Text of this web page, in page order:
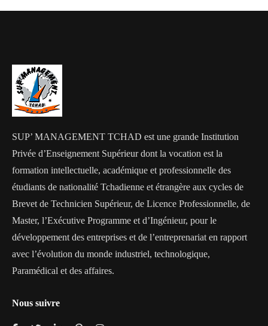
SUP’ MANAGEMENT TCHAD est une grande Institution
Privée d’Enseignement Supérieur dont la vocation est la
formation intellectuelle, académique et professionnelle des
étudiants de nationalité Tchadienne et étrangère aux cycles de
Brevet de Technicien Supérieur, de Licence Professionnelle, de
Master, l’Exécutive Programme et d’Ingénieur, pour le
développement des entreprises et de l’entreprenariat en rapport
avec l’évolution du monde industriel, technologique,
Paramédical et des affaires.
Nous suivre